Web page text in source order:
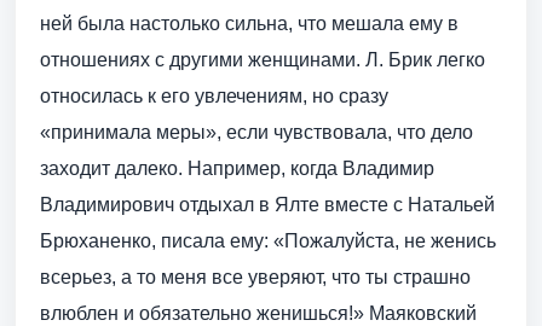
ней была настолько сильна, что мешала ему в
отношениях с другими женщинами. Л. Брик легко
относилась к его увлечениям, но сразу
«принимала меры», если чувствовала, что дело
заходит далеко. Например, когда Владимир
Владимирович отдыхал в Ялте вместе с Натальей
Брюханенко, писала ему: «Пожалуйста, не женись
всерьез, а то меня все уверяют, что ты страшно
влюблен и обязательно женишься!» Маяковский